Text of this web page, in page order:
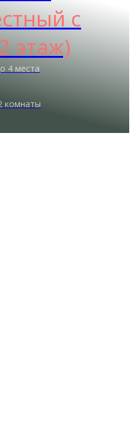
с
этаж)
4 места
комнаты